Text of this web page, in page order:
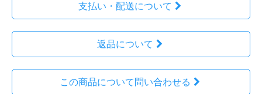
支払い・配送について
返品について
この商品について問い合わせる